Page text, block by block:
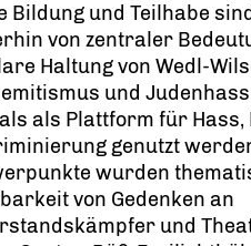
Bildung und Teilhabe
von zentraler
Haltung von Wedl-
und
als Plattform für Hass,
genutzt
wurden
von Gedenken an
und